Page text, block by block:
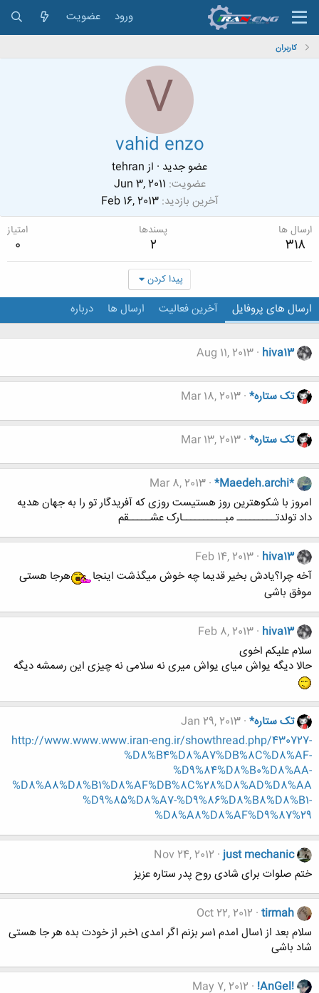
ورود عضویت
کاربران
V
vahid enzo
عضو جدید · از tehran
عضویت Jun 3, 2011
آخرین بازدید Feb 16, 2013
ارسال ها
318
پسندها
2
امتیاز
0
پیدا کردن
ارسال های پروفایل آخرین فعالیت ارسال ها درباره
hiva13
Aug 11, 2013
تک ستاره* Mar 18, 2013
تک ستاره* Mar 13, 2013
*Maedeh.archi*
Mar 8, 2013
امروز با شکوهترین روز هستیست روزی که آفریدگار تو را به جهان هدیه
داد تولدتـــــــــ مبــــــــــارک عشـــــقم
hiva13
Feb 14, 2013
آخه چرا؟یادش بخیر قدیما چه خوش میگذشت اینجا
هرجا هستی
موفق باشی
hiva13
Feb 8, 2013
سلام علیکم اخوی
حالا دیگه یواش میای یواش میری نه سلامی نه چیزی این رسمشه دیگه
تک ستاره* Jan 29, 2013
http://www.www.www.iran-eng.ir/showthread.php/430727-
%D8%B4%D8%A7%DB%8C%D8%AF-
%D9%84%D8%B0%D8%AA-
%D8%A8%D8%B1%D8%AF%DB%8C%28%D8%AD%D8%AA
%D9%85%D8%A7-%D9%86%D8%B8%D8%B1-
%D8%A8%D8%AF%D9%87%29
just mechanic
Nov 24, 2012
ختم صلوات برای شادی روح پدر ستاره عزیز
tirmah
Oct 22, 2012
سلام بعد از 1سال امدم 1سر بزنم اگر امدی 1خبر از خودت بده هر جا هستی
شاد باشی
!AnGel!
May 7, 2012